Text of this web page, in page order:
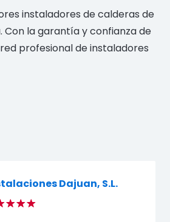
instaladores de calderas de
Con la garantía y confianza de
profesional de instaladores
Dajuan, S.L.